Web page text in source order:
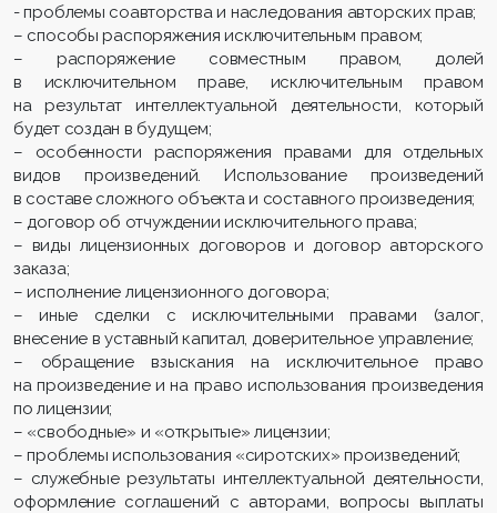
- проблемы соавторства и наследования авторских прав;
– способы распоряжения исключительным правом;
– распоряжение совместным правом, долей
в исключительном праве, исключительным правом
на результат интеллектуальной деятельности, который
будет создан в будущем;
– особенности распоряжения правами для отдельных
видов произведений. Использование произведений
в составе сложного объекта и составного произведения;
– договор об отчуждении исключительного права;
– виды лицензионных договоров и договор авторского
заказа;
– исполнение лицензионного договора;
– иные сделки с исключительными правами (залог,
внесение в уставный капитал, доверительное управление;
– обращение взыскания на исключительное право
на произведение и на право использования произведения
по лицензии;
– «свободные» и «открытые» лицензии;
– проблемы использования «сиротских» произведений;
– служебные результаты интеллектуальной деятельности,
оформление соглашений с авторами, вопросы выплаты